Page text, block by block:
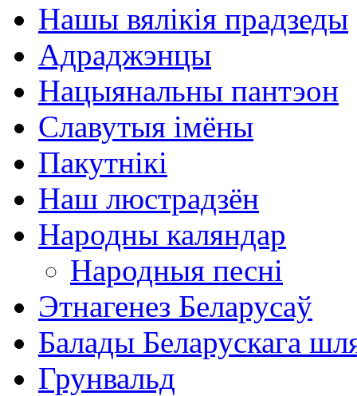
Нашы вялікія прадзеды
Адраджэнцы
Нацыянальны пантэон
Славутыя імёны
Пакутнікі
Наш люстрадзён
Народны каляндар
Народныя песні
Этнагенез Беларусаў
Балады Беларускага
Грунвальд